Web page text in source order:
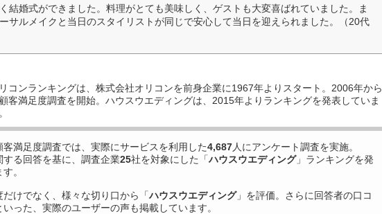
結婚式ができました。料理がとても美味しく、ゲストも大変喜ばれていました。ま
サルメイクと当日のスタイリストが同じで安心して当日を迎えられました。（20代
コンランキングは、株式会社オリコンを前身企業に1967年よりスタート。2006年から
客満足度調査を開始。ハウスウエディングは、2015年よりランキングを発表していま
客満足度調査では、実際にサービスを利用した4,687人にアンケート調査を実施。
する回答を基に、調査企業25社を対象にした「ハウスウエディング」ランキングを発
。
だけでなく、様々な切り口から「ハウスウエディング」を評価。さらに回答者の口コ
いった、実際のユーザーの声も掲載しています。